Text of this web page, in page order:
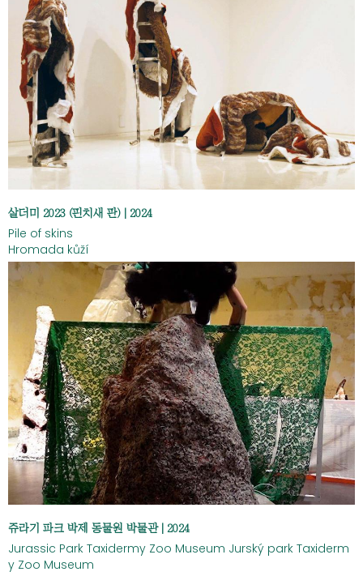
살더미 2023 (핀치새 판) | 2024
Pile of skins
Hromada kůží
쥬라기 파크 박제 동물원 박물관 | 2024
Jurassic Park Taxidermy Zoo Museum Jurský park Taxiderm
y Zoo Museum